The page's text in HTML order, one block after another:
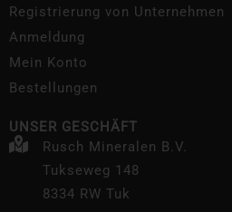
Registrierung von Unternehmen
Anmeldung
Mein Konto
Bestellungen
UNSER GESCHÄFT
Rusch Mineralen B.V.
Tukseweg 148
8334 RW Tuk